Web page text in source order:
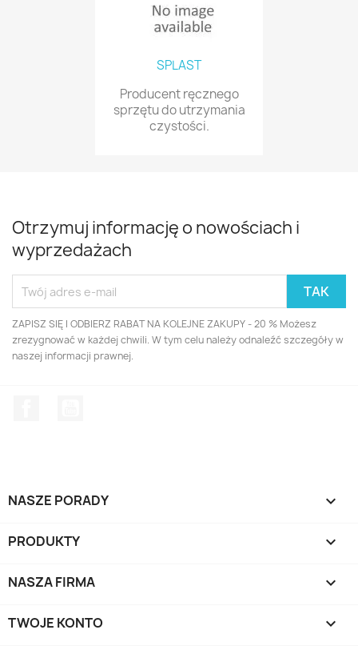
SPLAST
Producent ręcznego
sprzętu do utrzymania
czystości.
Otrzymuj informację o nowościach i
wyprzedażach
ZAPISZ SIĘ I ODBIERZ RABAT NA KOLEJNE ZAKUPY - 20 % Możesz
zrezygnować w każdej chwili. W tym celu należy odnaleźć szczegóły w
naszej informacji prawnej.
NASZE PORADY 
PRODUKTY 
NASZA FIRMA 
TWOJE KONTO 